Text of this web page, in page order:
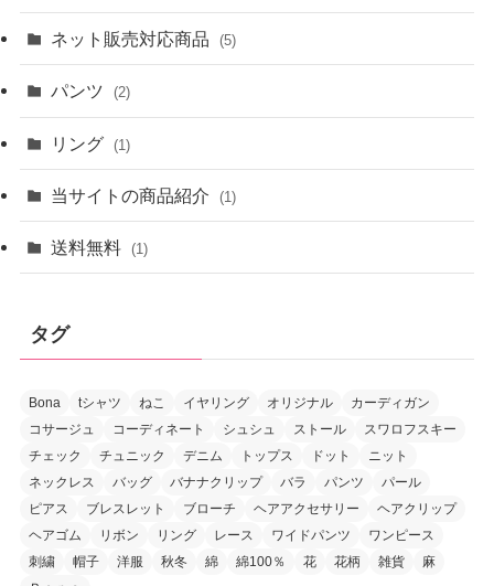
ネット販売対応商品 (5)
パンツ (2)
リング (1)
当サイトの商品紹介 (1)
送料無料 (1)
タグ
Bona tシャツ ねこ イヤリング オリジナル
カーディガン
コサージュ
コーディネート シュシュ ストール
スワロフスキー
チェック
チュニック デニム トップス ドット
ニット
ネックレス
バッグ バナナクリップ バラ パンツ
パール
ピアス
ブレスレット ブローチ ヘアアクセサリー
ヘアクリップ
ヘアゴム
リボン リング レース ワイドパンツ
ワンピース
刺繍
帽子 洋服 秋冬 綿 綿100％ 花 花柄 雑貨
麻